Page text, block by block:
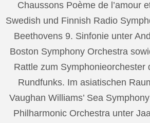
Chaussons Poème de l’amour
Swedish und Finnish Radio
Beethovens 9. Sinfonie unter
Boston Symphony Orchestra
Rattle zum Symphonieorchester
Rundfunks. Im asiatischen
Vaughan Williams’ Sea
Philharmonic Orchestra unter